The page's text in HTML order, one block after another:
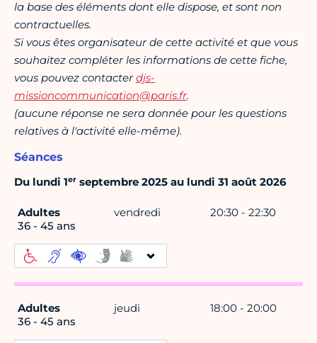
la base des éléments dont elle dispose, et sont non
contractuelles.
Si vous êtes organisateur de cette activité et que vous
souhaitez compléter les informations de cette fiche,
vous pouvez contacterdjs-
missioncommunication@paris.fr.
(aucune réponse ne sera donnée pour les questions
relatives à l'activité elle-même).
Séances
Du lundi 1er septembre 2025 au lundi 31 août 2026
Adultes
36 - 45 ans
vendredi 20:30 - 22:30
Adultes
36 - 45 ans
jeudi 18:00 - 20:00